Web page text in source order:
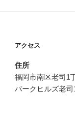
の
アクセス
住所
福岡市南区老司1
パークヒルズ老司